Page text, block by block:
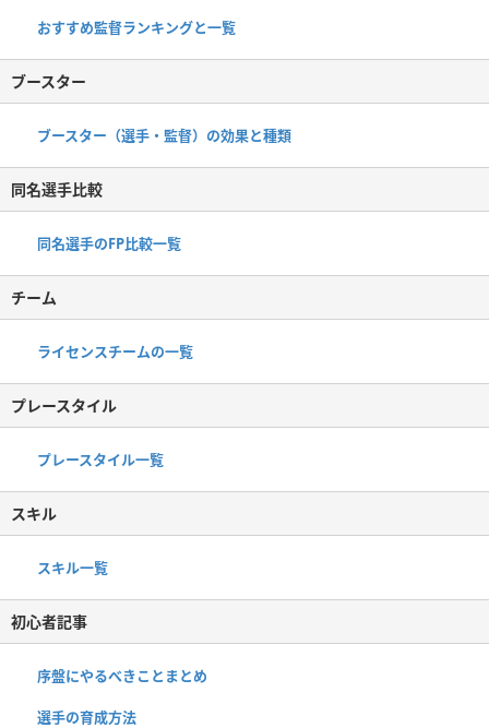
おすすめ監督ランキングと一覧
ブースター
ブースター（選手・監督）の効果と種類
同名選手比較
同名選手のFP比較一覧
チーム
ライセンスチームの一覧
プレースタイル
プレースタイル一覧
スキル
スキル一覧
初心者記事
序盤にやるべきことまとめ
選手の育成方法